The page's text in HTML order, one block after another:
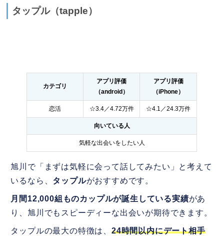
タップル（tapple）
カテゴリ
アプリ評価
（android）
アプリ評価
（iPhone）
恋活 ☆3.4／4.72万件 ☆4.1／24.3万件
向いている人
気軽な出会いをしたい人
旭川で「まずは気軽に会って話してみたい」と考えて
いるなら、 タップルがおすすめです。
月間12,000組ものカップルが誕生している実績があ
り、旭川でもスピーディーな出会いが期待できます。
タップルの最大の特徴は、24時間以内にデート相手